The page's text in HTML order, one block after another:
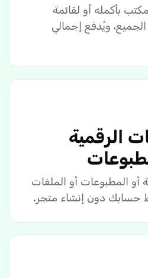
بأكمله أو لقائمة
ويُدفع إجمالي
الرقمية
أو المطبوعات أو الملفات
حسابك دون إنشاء متجر.